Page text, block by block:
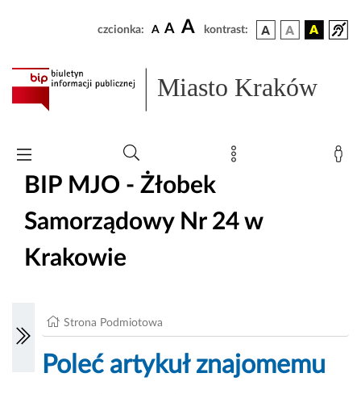
czcionka: A A A kontrast:
Miasto Kraków
BIP MJO - Żłobek
Samorządowy Nr 24 w
Krakowie
Strona Podmiotowa
Poleć artykuł znajomemu